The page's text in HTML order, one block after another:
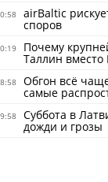
airBaltic
споров
Почему
Таллин вместо
Обгон всё
самые
Суббота в
дожди и грозы